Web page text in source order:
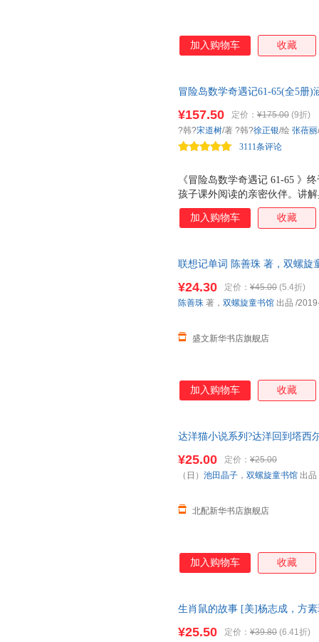
加入购物车 收藏
冒险岛数学奇遇记61-65(全5册
韩国优秀青少年图书。全国一
一下子变得鲜活起来。创造能
《冒险岛数学奇遇记 61-65 》
孩子课外阅读的亲密伙伴。讲
中国小学图书馆基本书目！解
点 。 ★中韩校园风靡热读，
学数学。 ★让孩子在充满挑战
树立强大自信。 ★提出创新性
题力与推理能力的新型数学漫
¥157.50 定价： ¥175.00 (9折)
3111条评论
?韩?宋道树/著 ?韩?徐正银/绘 张蓓丽
加入购物车 收藏
联想记单词 陈善珠 著，双螺旋
¥24.30 定价： ¥45.00 (5.4折)
盛文新华书店旗舰店
陈善珠 著， 双螺旋童书馆 出品 /
加入购物车 收藏
达洋猫小说系列?达洋回到塔西
¥25.00 定价： ¥25.00
北配新华书店旗舰店
（日） 池田晶子 ， 双螺旋童书馆 出品
加入购物车 收藏
生肖鼠的故事 [美]杨志成，方
¥25.50 定价： ¥39.80 (6.41折)